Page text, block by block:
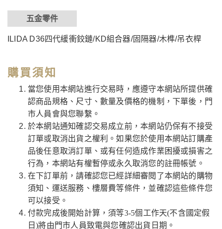
五金零件
ILIDA D36四代緩衝鉸鏈/KD組合器/固隔器/木榫/吊衣桿
購買須知
當您使用本網站進行交易時，應遵守本網站所提供確
認商品規格、尺寸、數量及價格的機制，下單後，門
市人員會與您聯繫。
於本網站通知確認交易成立前，本網站仍保有不接受
訂單或取消出貨之權利。如果您於使用本網站訂購產
品後任意取消訂單、或有任何造成作業困擾或損害之
行為，本網站有權暫停或永久取消您的註冊帳號。
在下訂單前，請確認您已經詳細審閱了本網站的購物
須知、運送服務、樓層費等條件，並確認這些條件您
可以接受。
付款完成後開始計算，須等3-5個工作天(不含國定假
日)將由門市人員致電與您確認出貨日期。